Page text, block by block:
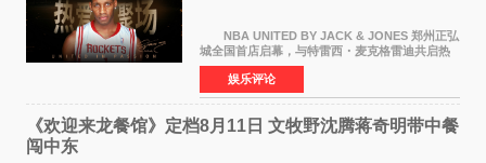
NBA UNITED BY JACK & JONES 郑州正弘
城全国首店启幕，与特雷西・麦克格雷迪共启热
爱 2026 年7 月21 日，
NBAUNITEDBYJACK&JONES 全国首店，于郑
州正弘城正式启幕。NBA 传奇球星
娱乐评论
《欢迎来龙餐馆》定档8月11日 文牧野沈腾蒋奇明带中餐
闯中东